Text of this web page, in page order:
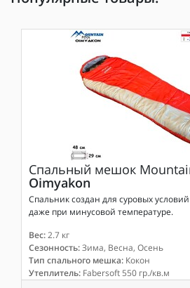
Спальный мешок
Oimyakon
Спальник создан для суровых
даже при минусовой температуре.
Вес:2.7 кг
Сезонность:Зима, Весна, Осень
Тип спального мешка: Кокон
Утеплитель: Fabersoft 550 гр./кв.м